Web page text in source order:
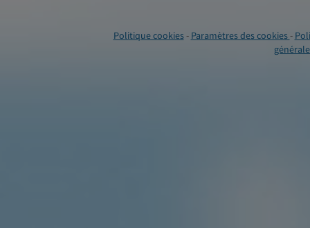
Politique cookies- Paramètres des cookies-